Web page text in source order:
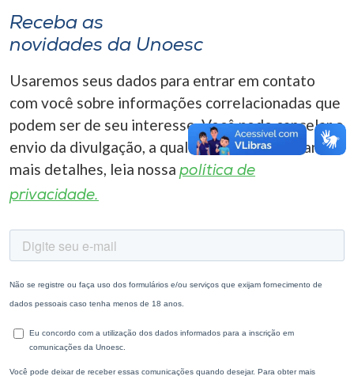
A-
Receba as
novidades da Unoesc
Usaremos seus dados para entrar em contato
com você sobre informações correlacionadas que
podem ser de seu interesse. Você pode cancelar o
envio da divulgação, a qualquer momento. Para
mais detalhes, leia nossa política de
privacidade.